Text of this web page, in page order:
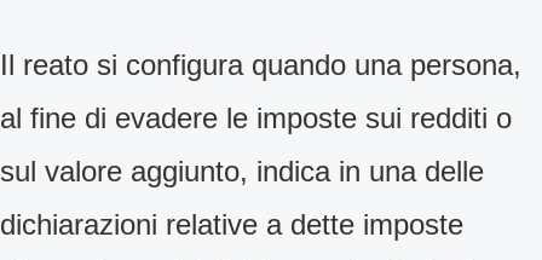
Il reato si configura quando una persona,
al fine di evadere le imposte sui redditi o
sul valore aggiunto, indica in una delle
dichiarazioni relative a dette imposte